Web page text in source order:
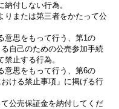
納付しない行為。
りまたは第三者をかたって公
意思をもって行う、第1の
自己のための公売参加手続
禁止する行為。
意思をもって行う、第6の
ける禁止事項」に掲げる行
て公売保証金を納付してくだ